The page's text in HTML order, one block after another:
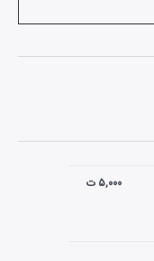
۵,۰۰۰ ت